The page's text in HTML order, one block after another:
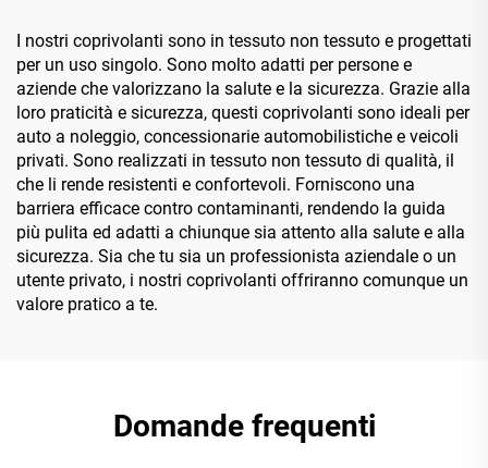
I nostri coprivolanti sono in tessuto non tessuto e progettati
per un uso singolo. Sono molto adatti per persone e
aziende che valorizzano la salute e la sicurezza. Grazie alla
loro praticità e sicurezza, questi coprivolanti sono ideali per
auto a noleggio, concessionarie automobilistiche e veicoli
privati. Sono realizzati in tessuto non tessuto di qualità, il
che li rende resistenti e confortevoli. Forniscono una
barriera efficace contro contaminanti, rendendo la guida
più pulita ed adatti a chiunque sia attento alla salute e alla
sicurezza. Sia che tu sia un professionista aziendale o un
utente privato, i nostri coprivolanti offriranno comunque un
valore pratico a te.
Domande frequenti